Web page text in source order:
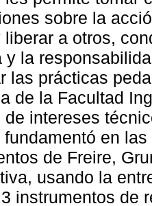
sobre la
liberar a otros,
y la
las prácticas
de la Facultad
de intereses
en
de Freire,
usando la
instrumentos de